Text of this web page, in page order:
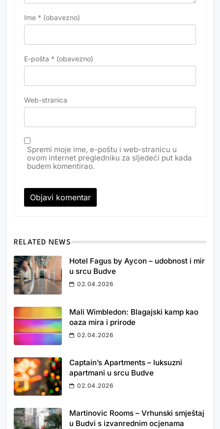
Ime * (obavezno)
E-pošta * (obavezno)
Web-stranica
Spremi moje ime, e-poštu i web-stranicu u
ovom internet pregledniku za sljedeći put kada
budem komentirao.
RELATED NEWS
Hotel Fagus by Aycon – udobnost i mir
u srcu Budve
02.04.2026
Mali Wimbledon: Blagajski kamp kao
oaza mira i prirode
02.04.2026
Captain’s Apartments – luksuzni
apartmani u srcu Budve
02.04.2026
Martinovic Rooms – Vrhunski smještaj
u Budvi s izvanrednim ocjenama